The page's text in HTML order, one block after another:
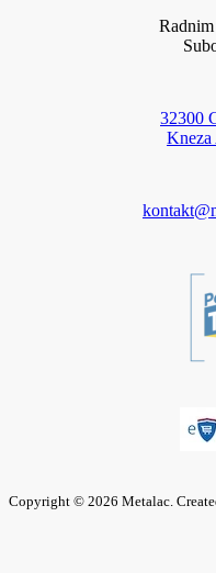
32300
Kneza
Copyright © 2026 Metalac.